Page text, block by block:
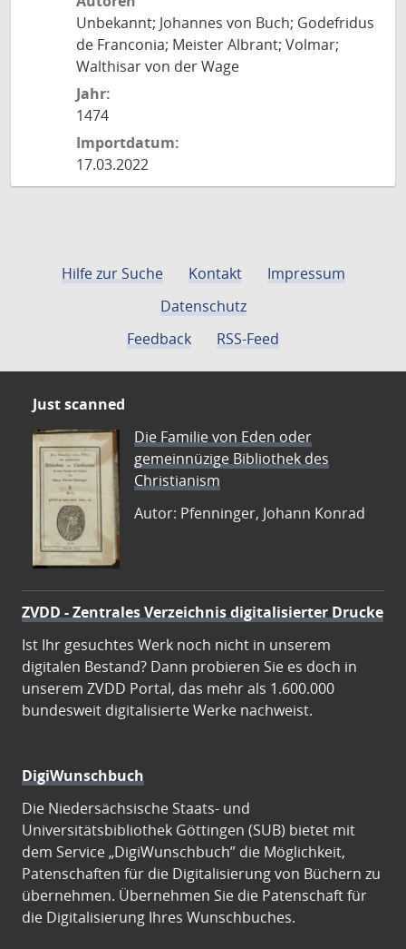
Unbekannt; Johannes von Buch; Godefridus
de Franconia; Meister Albrant; Volmar;
Walthisar von der Wage
Jahr:
1474
Importdatum:
17.03.2022
Hilfe zur Suche Kontakt
Impressum
Datenschutz
Feedback
RSS-Feed
Just scanned
Die Familie von Eden oder
gemeinnüzige Bibliothek des
Christianism
Autor: Pfenninger, Johann Konrad
ZVDD - Zentrales Verzeichnis digitalisierter Drucke
Ist Ihr gesuchtes Werk noch nicht in unserem
digitalen Bestand? Dann probieren Sie es doch in
unserem ZVDD Portal, das mehr als 1.600.000
bundesweit digitalisierte Werke nachweist.
DigiWunschbuch
Die Niedersächsische Staats- und
Universitätsbibliothek Göttingen (SUB) bietet mit
dem Service „DigiWunschbuch” die Möglichkeit,
Patenschaften für die Digitalisierung von Büchern zu
übernehmen. Übernehmen Sie die Patenschaft für
die Digitalisierung Ihres Wunschbuches.